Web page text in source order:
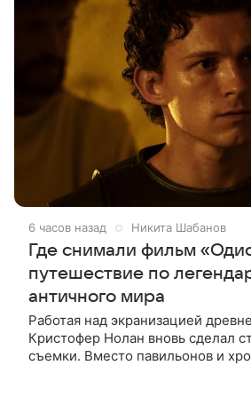
6 часов назад Никита Шабанов
Где снимали фильм
путешествие по
античного мира
Работая над экранизацией
Кристофер Нолан вновь сделал
съемки. Вместо павильонов и